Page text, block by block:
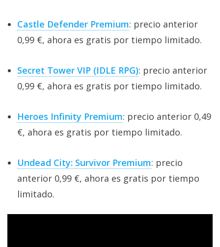
Castle Defender Premium: precio anterior
0,99 €, ahora es gratis por tiempo limitado.
Secret Tower VIP (IDLE RPG): precio anterior
0,99 €, ahora es gratis por tiempo limitado.
Heroes Infinity Premium: precio anterior 0,49
€, ahora es gratis por tiempo limitado.
Undead City: Survivor Premium: precio
anterior 0,99 €, ahora es gratis por tiempo
limitado.